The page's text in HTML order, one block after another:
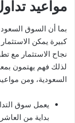
مواعيد
بما أن السوق
كبيرة يمكن
نجاح الاستثمار مع
لذلك فهم يهتمون
السعودية، ومن
يعمل سوق